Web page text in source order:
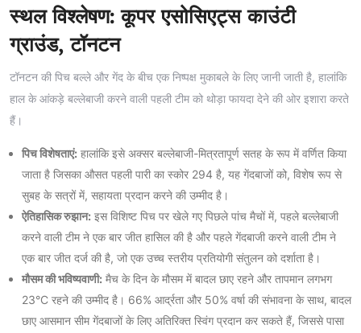
स्थल विश्लेषण: कूपर एसोसिएट्स काउंटी
ग्राउंड, टॉनटन
टॉनटन की पिच बल्ले और गेंद के बीच एक निष्पक्ष मुकाबले के लिए जानी जाती है, हालांकि
हाल के आंकड़े बल्लेबाजी करने वाली पहली टीम को थोड़ा फायदा देने की ओर इशारा करते
हैं।
पिच विशेषताएं: हालांकि इसे अक्सर बल्लेबाजी-मित्रतापूर्ण सतह के रूप में वर्णित किया
जाता है जिसका औसत पहली पारी का स्कोर 294 है, यह गेंदबाजों को, विशेष रूप से
सुबह के सत्रों में, सहायता प्रदान करने की उम्मीद है।
ऐतिहासिक रुझान: इस विशिष्ट पिच पर खेले गए पिछले पांच मैचों में, पहले बल्लेबाजी
करने वाली टीम ने एक बार जीत हासिल की है और पहले गेंदबाजी करने वाली टीम ने
एक बार जीत दर्ज की है, जो एक उच्च स्तरीय प्रतियोगी संतुलन को दर्शाता है।
मौसम की भविष्यवाणी: मैच के दिन के मौसम में बादल छाए रहने और तापमान लगभग
23°C रहने की उम्मीद है। 66% आर्द्रता और 50% वर्षा की संभावना के साथ, बादल
छाए आसमान सीम गेंदबाजों के लिए अतिरिक्त स्विंग प्रदान कर सकते हैं, जिससे पासा